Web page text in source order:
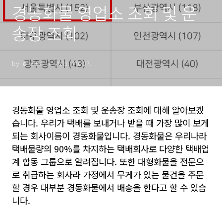
경동화물 영업소 조회 및 운
송장 조회
by ☻✮🞶✽ 2023. 10. 27.
경동화물 영업소 조회 및 운송장 조회에 대해 알아보겠
습니다. 우리가 택배를 보내거나 받을 때 가장 많이 보게
되는 회사이름이 경동화물입니다. 경동화물은 우리나라
택배물량의 90%를 차지하는 택배회사로 다양한 택배업
계 합동 그룹으로 알려집니다. 또한 대형화물을 전문으
로 취급하는 회사라 가정에서 무게가 있는 물건을 주문
할 경우 대부분 경동화물에서 배송을 한다고 할 수 있습
니다.